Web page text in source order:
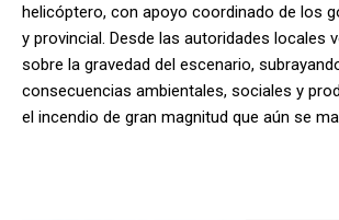
helicóptero, con apoyo coordinado de los
y provincial. Desde las autoridades locales
sobre la gravedad del escenario,
consecuencias ambientales, sociales y
el incendio de gran magnitud que aún se